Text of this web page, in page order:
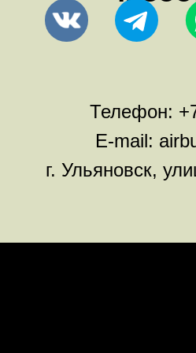
Телефон:
E-mail:
г. Ульяновск,